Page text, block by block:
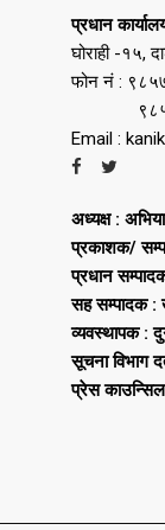
प्रधान
घोराही -१५,
फोन नं :
Email :
अध्यक्ष :
प्रकाशक/
प्रधान
सह सम्पादक :
व्यवस्थापक :
सूचना विभाग
प्रेस